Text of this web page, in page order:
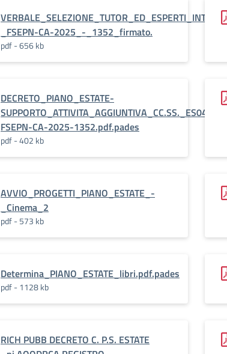
_FSEPN-CA-2025_-_1352_firmato.
pdf - 656 kb
DECRETO_PIANO_ESTATE-
SUPPORTO_ATTIVITA_AGGIUNTIVA_CC.SS._ES04.6.A4-
FSEPN-CA-2025-1352.pdf.pades
pdf - 402 kb
AVVIO_PROGETTI_PIANO_ESTATE_-
_Cinema_2
pdf - 573 kb
Determina_PIANO_ESTATE_libri.pdf.pades
pdf - 1128 kb
RICH PUBB DECRETO C. P.S. ESTATE